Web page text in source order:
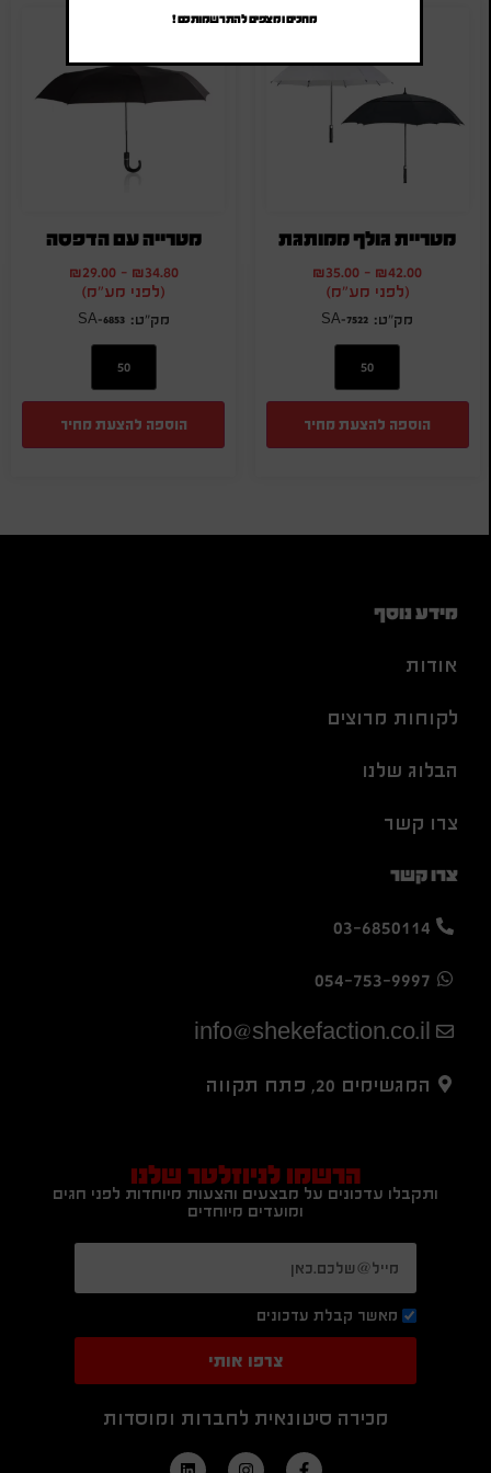
מטריית גולף ממותגת
₪42.00
-
₪35.00
(לפני מע"מ)
SA-7522
הוספה להצעת מחיר
מטרייה עם הדפסה
₪34.80
-
₪29.00
(לפני מע"מ)
SA-6853
הוספה להצעת מחיר
מידע נוסף
אודות
לקוחות מרוצים
הבלוג שלנו
צרו קשר
צרו קשר
03-6850114
054-753-9997
info@shekefaction.co.il
המגשימים 20, פתח תקווה
הרשמו לניוזלטר שלנו
ותקבלו עדכונים על מבצעים והצעות מיוחדות לפני חגים
ומועדים מיוחדים
מאשר קבלת עדכונים
צרפו אותי
מכירה סיטונאית לחברות ומוסדות
מחכים ומצפים להתרשמותכם !